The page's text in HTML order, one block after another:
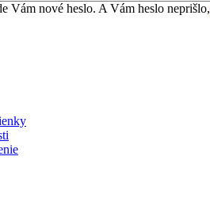
Vám nové heslo. A Vám heslo neprišlo,